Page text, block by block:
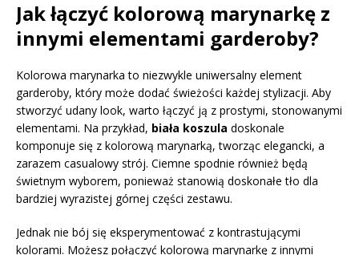
Jak łączyć kolorową marynarkę z
innymi elementami garderoby?
Kolorowa marynarka to niezwykle uniwersalny element
garderoby, który może dodać świeżości każdej stylizacji. Aby
stworzyć udany look, warto łączyć ją z prostymi, stonowanymi
elementami. Na przykład, biała koszula doskonale
komponuje się z kolorową marynarką, tworząc elegancki, a
zarazem casualowy strój. Ciemne spodnie również będą
świetnym wyborem, ponieważ stanowią doskonałe tło dla
bardziej wyrazistej górnej części zestawu.
Jednak nie bój się eksperymentować z kontrastującymi
kolorami. Możesz połączyć kolorową marynarkę z innymi